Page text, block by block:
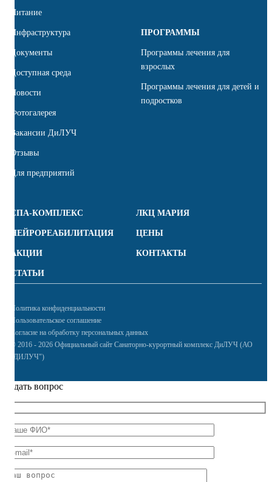
Питание
Инфраструктура
Документы
Доступная среда
Новости
Фотогалерея
Вакансии ДиЛУЧ
Отзывы
Для предприятий
ПРОГРАММЫ
Программы лечения для
взрослых
Программы лечения для детей и
подростков
СПА-КОМПЛЕКС ЛКЦ МАРИЯ
НЕЙРОРЕАБИЛИТАЦИЯ ЦЕНЫ
АКЦИИ КОНТАКТЫ
СТАТЬИ
Политика конфиденциальности
Пользовательское соглашение
Согласие на обработку персональных данных
© 2016 - 2026 Официальный сайт Санаторно-курортный комплекс ДиЛУЧ (АО
"ДИЛУЧ")
Задать вопрос